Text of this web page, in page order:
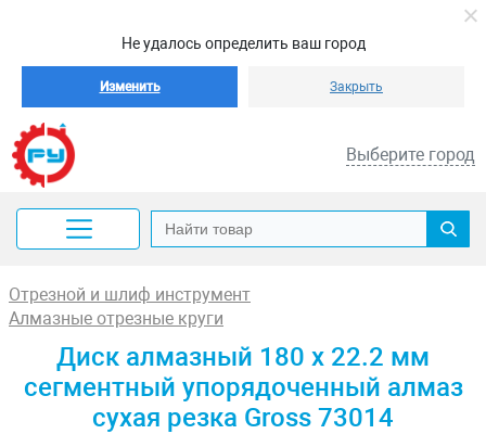
Не удалось определить ваш город
Изменить Закрыть
Выберите город
Отрезной и шлиф инструмент
Алмазные отрезные круги
Диск алмазный 180 х 22.2 мм
сегментный упорядоченный алмаз
сухая резка Gross 73014